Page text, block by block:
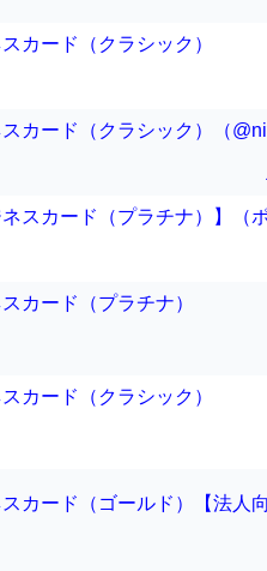
カード（クラシック）
カード（クラシック）（
ネスカード（プラチナ）】（
カード（プラチナ）
カード（クラシック）
カード（ゴールド）【法人向